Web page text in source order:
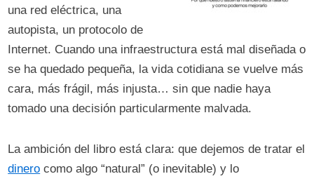
una red eléctrica, una
autopista, un protocolo de
Internet. Cuando una infraestructura está mal diseñada o
se ha quedado pequeña, la vida cotidiana se vuelve más
cara, más frágil, más injusta… sin que nadie haya
tomado una decisión particularmente malvada.
La ambición del libro está clara: que dejemos de tratar el
dinero como algo “natural” (o inevitable) y lo